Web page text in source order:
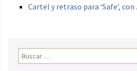
Cartel y retraso para ‘Safe’,
Buscar: